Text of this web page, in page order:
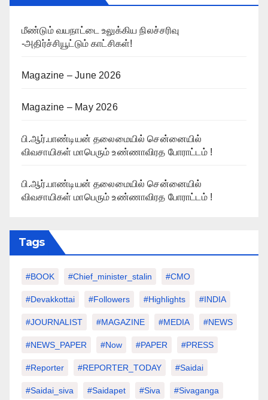
மீண்டும் வயநாட்டை உலுக்கிய நிலச்சரிவு
-அதிர்ச்சியூட்டும் காட்சிகள்!
Magazine – June 2026
Magazine – May 2026
பி.ஆர்.பாண்டியன் தலைமையில் சென்னையில்
விவசாயிகள் மாபெரும் உண்ணாவிரத போராட்டம் !
பி.ஆர்.பாண்டியன் தலைமையில் சென்னையில்
விவசாயிகள் மாபெரும் உண்ணாவிரத போராட்டம் !
Tags
#BOOK #chief_minister_stalin #CMO
#devakkottai #followers #highlights #INDIA
#JOURNALIST #MAGAZINE #MEDIA #NEWS
#NEWS_PAPER #Now #PAPER #PRESS
#Reporter #REPORTER_TODAY #saidai
#saidai_siva #saidapet #Siva #Sivaganga